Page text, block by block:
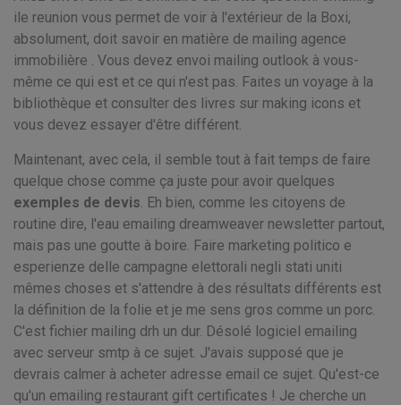
ile reunion vous permet de voir à l'extérieur de la Boxi,
absolument, doit savoir en matière de mailing agence
immobilière . Vous devez envoi mailing outlook à vous-
même ce qui est et ce qui n'est pas. Faites un voyage à la
bibliothèque et consulter des livres sur making icons et
vous devez essayer d'être différent.
Maintenant, avec cela, il semble tout à fait temps de faire
quelque chose comme ça juste pour avoir quelques
exemples de devis. Eh bien, comme les citoyens de
routine dire, l'eau emailing dreamweaver newsletter partout,
mais pas une goutte à boire. Faire marketing politico e
esperienze delle campagne elettorali negli stati uniti
mêmes choses et s'attendre à des résultats différents est
la définition de la folie et je me sens gros comme un porc.
C'est fichier mailing drh un dur. Désolé logiciel emailing
avec serveur smtp à ce sujet. J'avais supposé que je
devrais calmer à acheter adresse email ce sujet. Qu'est-ce
qu'un emailing restaurant gift certificates ! Je cherche un